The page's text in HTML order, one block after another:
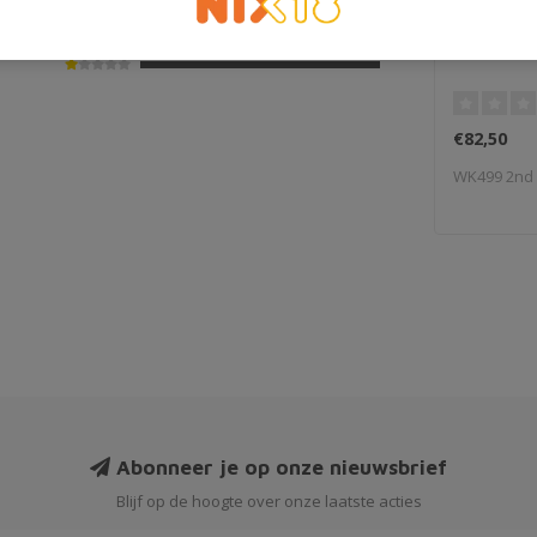
€82,50
WK499
Abonneer je op onze nieuwsbrief
Blijf op de hoogte over onze laatste acties